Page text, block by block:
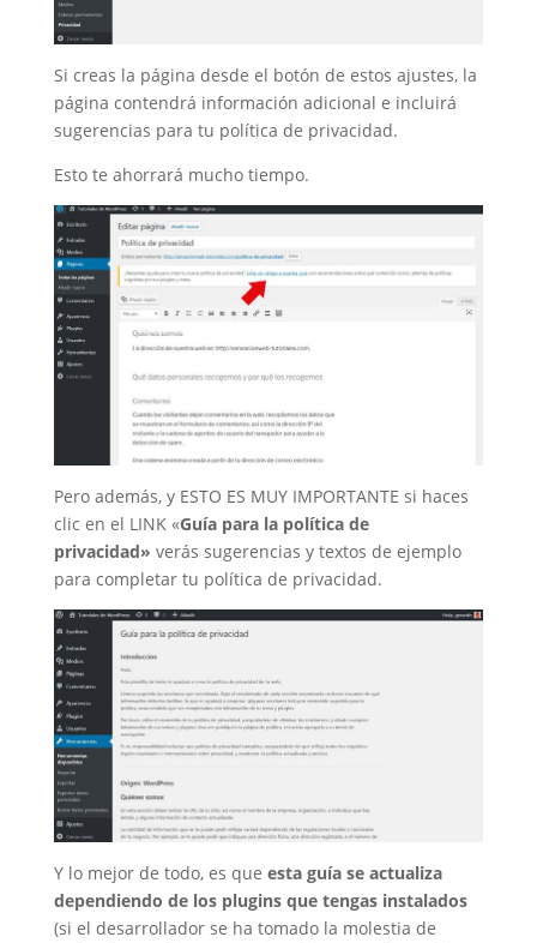
Si creas la página desde el botón de estos ajustes, la
página contendrá información adicional e incluirá
sugerencias para tu política de privacidad.
Esto te ahorrará mucho tiempo.
Pero además, y ESTO ES MUY IMPORTANTE si haces
clic en el LINK «Guía para la política de
privacidad» verás sugerencias y textos de ejemplo
para completar tu política de privacidad.
Y lo mejor de todo, es que esta guía se actualiza
dependiendo de los plugins que tengas instalados
(si el desarrollador se ha tomado la molestia de